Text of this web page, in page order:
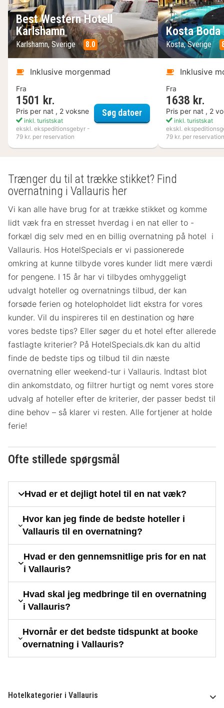
Best Western Hotell
Karlshamn
Karlshamn, Sverige 8.0
Inklusive morgenmad
Fra
1501 kr.
Pris per nat , 2 voksne
inkl. turistskat
ekskl. ekspeditionsgebyr -
79 kr. per reservation
Søg datoerBest Western Hotell
Kosta
Kosta, Sverige
Inklusive
Fra
1638 kr.
Pris per nat , 2
inkl. turistskat
ekskl.
79 kr. per reservation
Trænger du til at trække stikket? Find
overnatning i Vallauris her
Vi kan alle have brug for at trække stikket og komme
lidt væk fra en stresset hverdag i en nat eller to -
forkæl dig selv med en en billig overnatning på hotel i
Vallauris. Hos HotelSpecials er vi passionerede
omkring at kunne tilbyde vores kunder lidt mere værdi
for pengene. I 15 år har vi tilbydes omhyggeligt
udvalgt hoteller og overnatnings tilbud, der kan
forsøde ferien og hotelopholdet lidt ekstra for vores
kunder. Vil du inspireres til en destination og høre
vores bedste tips? Eller søger du et hotel efter allerede
fastlagte kriterier? På HotelSpecials.dk kan du altid
finde de bedste tips og tilbud til din næste
overnatning eller weekend-tur i Vallauris. Indtast blot
din ankomstdato, og filtrer hurtigt og nemt vores store
udvalg af hoteller efter de kriterier, der passer bedst til
dine behov – så klarer vi resten. Alle fortjener at holde
ferie!
Ofte stillede spørgsmål
Hvad er et dejligt hotel til en nat væk?
Hvor kan jeg finde de bedste hoteller i
Vallauris til en overnatning?
Hvad er den gennemsnitlige pris for en nat
i Vallauris?
Hvad skal jeg medbringe til en overnatning
i Vallauris?
Hvornår er det bedste tidspunkt at booke
overnatning i Vallauris?
Hotelkategorier i Vallauris